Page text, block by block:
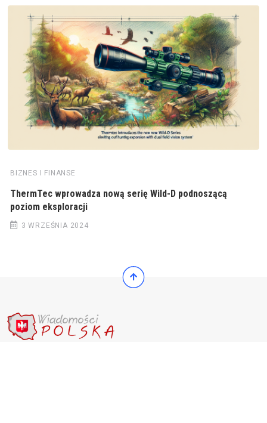
BIZNES I FINANSE
ThermTec wprowadza nową serię Wild-D podnoszącą
poziom eksploracji
3 WRZEŚNIA 2024